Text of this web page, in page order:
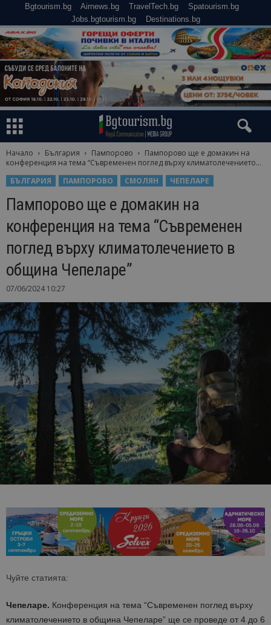
Bgtourism.bg Airnews.bg TravelTech.bg
Spatourism.bg
Jobs.bgtourism.bg
Destinations.bg
Начало България Пампорово
Пампорово ще е домакин на
конференция на тема “Съвременен поглед върху климатолечението...
БЪЛГАРИЯ
ПАМПОРОВО СМОЛЯН ЧЕПЕЛАРЕ
Пампорово ще е домакин на
конференция на тема “Съвременен
поглед върху климатолечението в
община Чепеларе”
07/06/2024 10:27
Чуйте статията:
Чепеларе. Конференция на тема “Съвременен поглед върху
климатолечението в община Чепеларе” ще се проведе от 4 до 6